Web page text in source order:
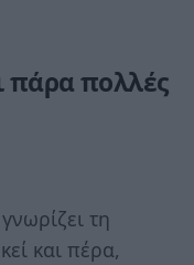
πάρα πολλές
τη
και πέρα,